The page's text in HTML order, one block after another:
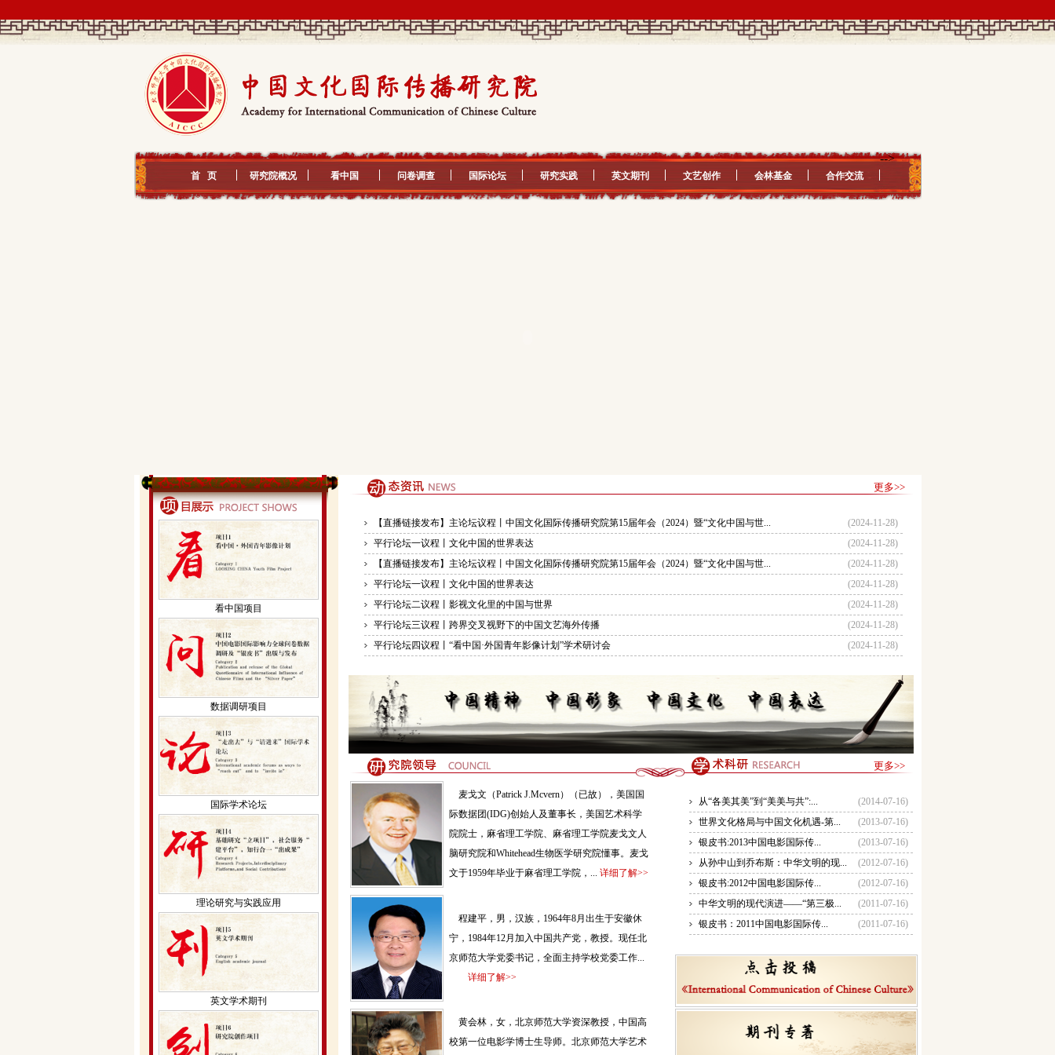
首 页 研究院概况 看中国 问卷调查 国际论坛 研究实践 英文期刊 文艺创作 会林基金 合作交流
-->
看中国项目
数据调研项目
国际学术论坛
理论研究与实践应用
英文学术期刊
更多>>
【直播链接发布】主论坛议程丨中国文化国际传播研究院第15届年会（2024）暨“文化中国与世...
(2024-11-28)
平行论坛一议程丨文化中国的世界表达
(2024-11-28)
【直播链接发布】主论坛议程丨中国文化国际传播研究院第15届年会（2024）暨“文化中国与世...
(2024-11-28)
平行论坛一议程丨文化中国的世界表达
(2024-11-28)
平行论坛二议程丨影视文化里的中国与世界
(2024-11-28)
平行论坛三议程丨跨界交叉视野下的中国文艺海外传播
(2024-11-28)
平行论坛四议程丨“看中国·外国青年影像计划”学术研讨会
(2024-11-28)
更多>>
麦戈文（Patrick J.Mcvern）（已故），美国国
际数据团(IDG)创始人及董事长，美国艺术科学
院院士，麻省理工学院、麻省理工学院麦戈文人
脑研究院和Whitehead生物医学研究院懂事。麦戈
文于1959年毕业于麻省理工学院，... 详细了解>>
程建平，男，汉族，1964年8月出生于安徽休
宁，1984年12月加入中国共产党，教授。现任北
京师范大学党委书记，全面主持学校党委工作...
详细了解>>
黄会林，女，北京师范大学资深教授，中国高
校第一位电影学博士生导师。北京师范大学艺术
从“各美其美”到“美美与共”:...
(2014-07-16)
世界文化格局与中国文化机遇-第...
(2013-07-16)
银皮书:2013中国电影国际传...
(2013-07-16)
从孙中山到乔布斯：中华文明的现...
(2012-07-16)
银皮书:2012中国电影国际传...
(2012-07-16)
中华文明的现代演进——“第三极...
(2011-07-16)
银皮书：2011中国电影国际传...
(2011-07-16)